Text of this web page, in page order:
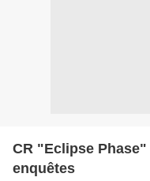
CR "Eclipse
enquêtes